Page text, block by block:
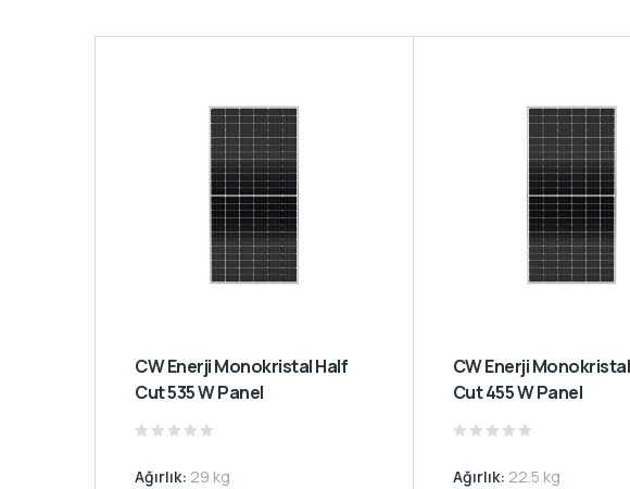
CW Enerji Monokristal Half
Cut 535 W Panel
out
Ağırlık: 29 kg
CW Enerji Monokristal Half
Cut 455 W Panel
out
Ağırlık: 22.5 kg